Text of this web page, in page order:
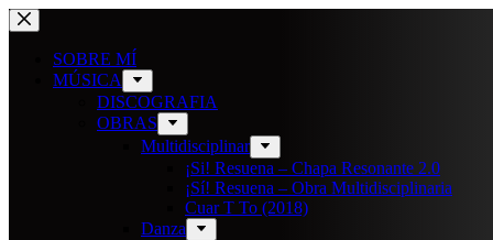
Saltar
al
contenidoSOBRE MÍ
MÚSICA
DISCOGRAFIA
OBRAS
Multidisciplinar
¡Si! Resuena – Chapa Resonante 2.0
¡Sí! Resuena – Obra Multidisciplinaria
Cuar T To (2018)
Danza